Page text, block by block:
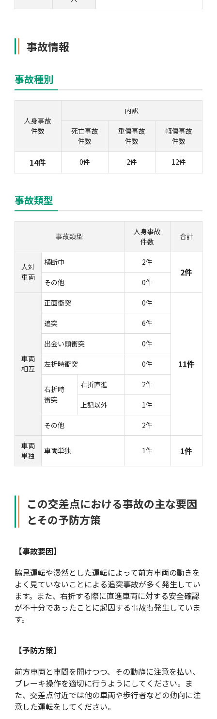
事故情報
事故種別
人身事故
件数
内訳
死亡事故
件数
重傷事故
件数
軽傷事故
件数
14件 0件 2件 12件
事故類型
事故類型
人身事故
件数
合計
人対
車両
横断中 2件
2件
その他 0件
車両
相互
正面衝突 0件
11件
追突 6件
出会い頭衝突 0件
左折時衝突 0件
右折時
衝突
右折直進 2件
上記以外 1件
その他 2件
車両
単独
車両単独 1件 1件
この交差点における事故の主な要因
とその予防方策
【事故要因】
脇見運転や漫然とした運転によって前方車両の動きを
よく見ていないことによる追突事故が多く発生してい
ます。また、右折する際に直進車両に対する安全確認
が不十分であったことに起因する事故も発生していま
す。
【予防方策】
前方車両と車間を開けつつ、その動静に注意を払い、
ブレーキ操作を適切に行うようにしてください。ま
た、交差点付近では他の車両や歩行者などの動向に注
意した運転をしてください。